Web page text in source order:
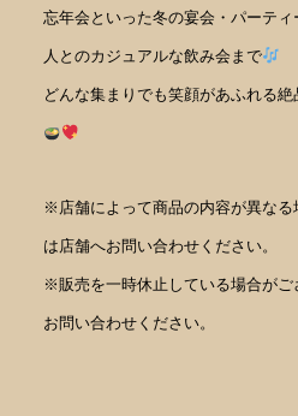
忘年会といった冬の宴会・パーテ
人とのカジュアルな飲み会まで
どんな集まりでも笑顔があふれる
※店舗によって商品の内容が異なる
は店舗へお問い合わせください。
※販売を一時休止している場合が
お問い合わせください。